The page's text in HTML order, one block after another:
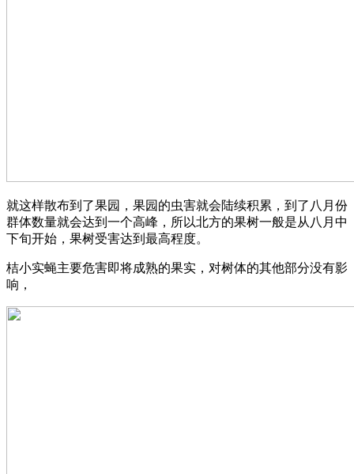
就这样散布到了果园，果园的虫害就会陆续积累，到了八月份
群体数量就会达到一个高峰，所以北方的果树一般是从八月中
下旬开始，果树受害达到最高程度。
桔小实蝇主要危害即将成熟的果实，对树体的其他部分没有影
响，